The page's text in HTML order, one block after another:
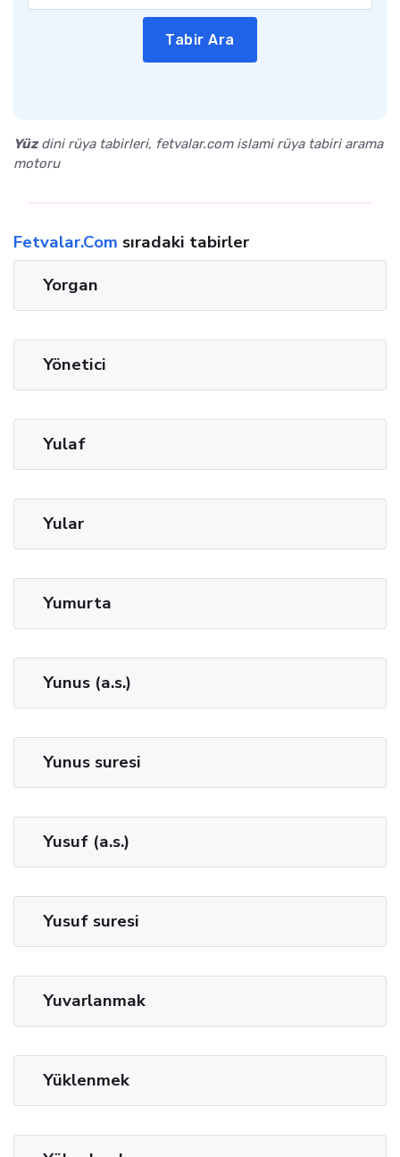
Tabir Ara
Yüzdini rüya tabirleri, fetvalar.com islami rüya tabiri arama
motoru
Fetvalar.Com sıradaki tabirler
Yorgan
Yönetici
Yulaf
Yular
Yumurta
Yunus (a.s.)
Yunus suresi
Yusuf (a.s.)
Yusuf suresi
Yuvarlanmak
Yüklenmek